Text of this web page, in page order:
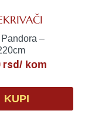
–
rsd / kom
KUPI